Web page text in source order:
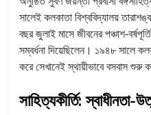
সালেই কলকাতা বিশ্ববিদ্যালয়
বছর জুলাই মাসে জীবনের পঞ্চাশ-
সম্বর্ধনা দিয়েছিলেন। ১৯৪৮ সালে
করে সেখানেই স্থায়ীভাবে বসবাস শুরু
সাহিত্যকীর্তি: স্বাধীনতা-